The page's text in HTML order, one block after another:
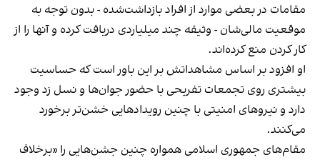
مقامات در بعضی موارد از افراد بازداشت‌‌شده - بدون توجه به
موقعیت مالی‌شان - وثیقه چند میلیاردی دریافت کرده و آنها را از
کار کردن منع کرده‌اند.
او افزود بر اساس مشاهداتش بر این باور است که حساسیت
بیشتری روی تجمعات تفریحی با حضور جوان‌ها و نسل زد وجود
دارد و نیروهای امنیتی با چنین رویدادهایی خشن‌تر برخورد
می‌کنند.
مقام‌های جمهوری اسلامی همواره چنین جشن‌هایی را «برخلاف